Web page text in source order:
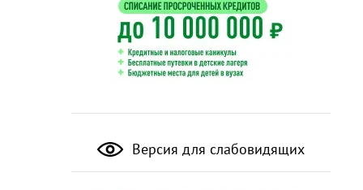
Версия для слабовидящих